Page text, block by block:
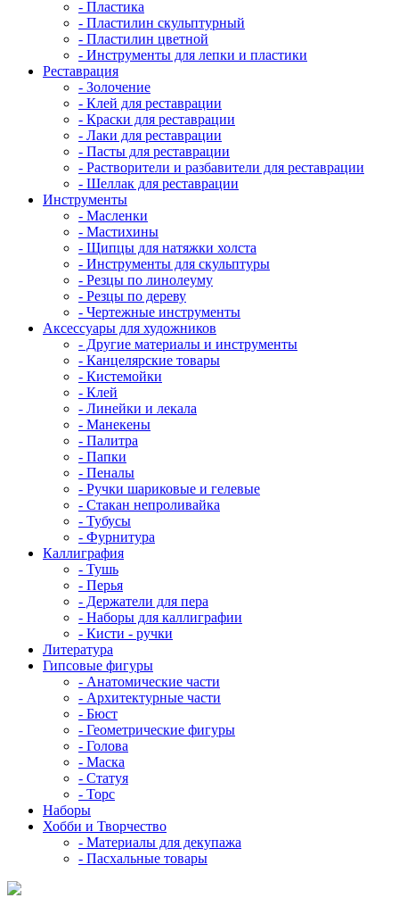
- Пластика
- Пластилин скульптурный
- Пластилин цветной
- Инструменты для лепки и пластики
Реставрация
- Золочение
- Клей для реставрации
- Краски для реставрации
- Лаки для реставрации
- Пасты для реставрации
- Растворители и разбавители для реставрации
- Шеллак для реставрации
Инструменты
- Масленки
- Мастихины
- Щипцы для натяжки холста
- Инструменты для скульптуры
- Резцы по линолеуму
- Резцы по дереву
- Чертежные инструменты
Аксессуары для художников
- Другие материалы и инструменты
- Канцелярские товары
- Кистемойки
- Клей
- Линейки и лекала
- Манекены
- Палитра
- Папки
- Пеналы
- Ручки шариковые и гелевые
- Стакан непроливайка
- Тубусы
- Фурнитура
Каллиграфия
- Тушь
- Перья
- Держатели для пера
- Наборы для каллиграфии
- Кисти - ручки
Литература
Гипсовые фигуры
- Анатомические части
- Архитектурные части
- Бюст
- Геометрические фигуры
- Голова
- Маска
- Статуя
- Торс
Наборы
Хобби и Творчество
- Материалы для декупажа
- Пасхальные товары